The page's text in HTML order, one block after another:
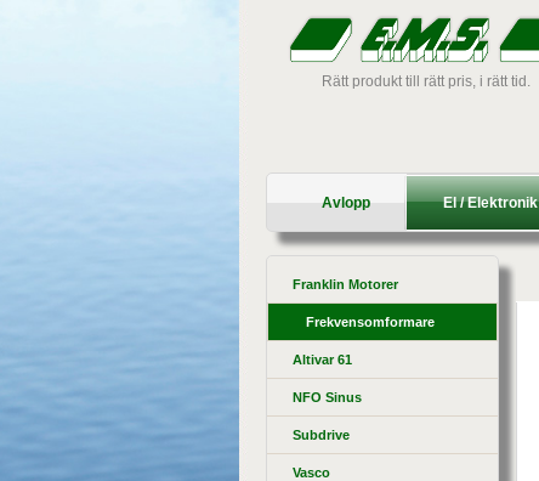
Rätt produkt till rätt pris, i rätt tid.
Avlopp El / Elektronik
Franklin Motorer
Frekvensomformare
Altivar 61
NFO Sinus
Subdrive
Vasco